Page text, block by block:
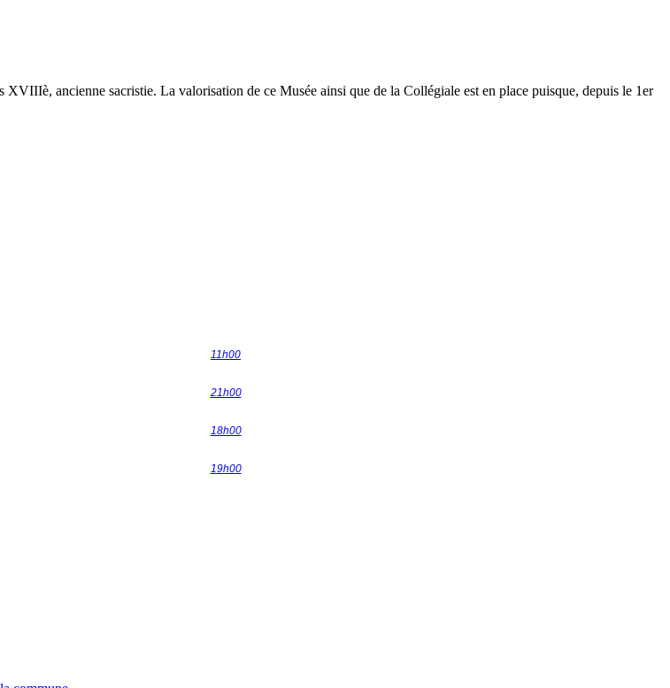
ancienne sacristie. La valorisation de ce Musée ainsi que de la Collégiale est en place puisque, depuis le 1er
11h00
21h00
18h00
19h00